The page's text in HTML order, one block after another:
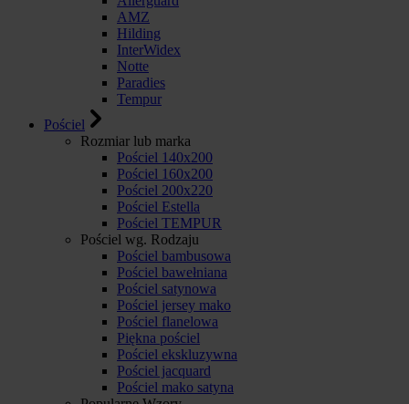
AMZ
Hilding
InterWidex
Notte
Paradies
Tempur
Pościel
Rozmiar lub marka
Pościel 140x200
Pościel 160x200
Pościel 200x220
Pościel Estella
Pościel TEMPUR
Pościel wg. Rodzaju
Pościel bambusowa
Pościel bawełniana
Pościel satynowa
Pościel jersey mako
Pościel flanelowa
Piękna pościel
Pościel ekskluzywna
Pościel jacquard
Pościel mako satyna